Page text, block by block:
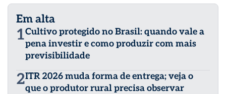
Em alta
1Cultivo protegido no Brasil: quando vale a
pena investir e como produzir com mais
previsibilidade
2ITR 2026 muda forma de entrega; veja o
que o produtor rural precisa observar